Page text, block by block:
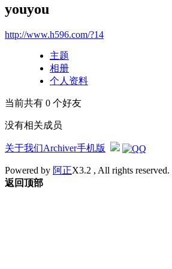
youyou
http://www.h596.com/?14
主题
相册
个人资料
当前共有 0 个好友
没有相关成员
关于我们Archiver手机版
Powered by 阿正X3.2 , All rights reserved.
返回顶部